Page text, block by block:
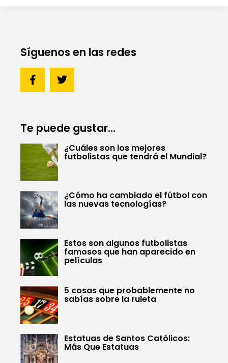
Síguenos en las redes
Te puede gustar...
¿Cuáles son los mejores
futbolistas que tendrá el Mundial?
¿Cómo ha cambiado el fútbol con
las nuevas tecnologías?
Estos son algunos futbolistas
famosos que han aparecido en
películas
5 cosas que probablemente no
sabías sobre la ruleta
Estatuas de Santos Católicos:
Más Que Estatuas